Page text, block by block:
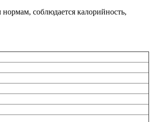
соблюдается калорийность,